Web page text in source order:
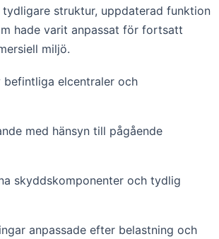
struktur, uppdaterad funktion
hade varit anpassat för fortsatt
miljö.
befintliga elcentraler och
med hänsyn till pågående
skyddskomponenter och tydlig
anpassade efter belastning och